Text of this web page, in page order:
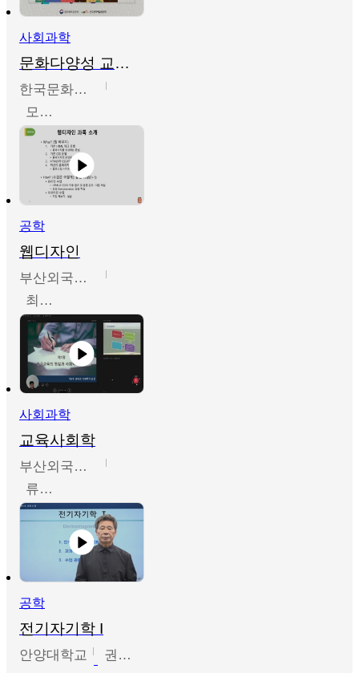
사회과학
문화다양성 교육의 이해
한국문화예술교육진흥원
모경환,성상환,정문성
공학
웹디자인
부산외국어대학교
최진오
사회과학
교육사회학
부산외국어대학교
류영철
공학
전기자기학 I
안양대학교 권원현